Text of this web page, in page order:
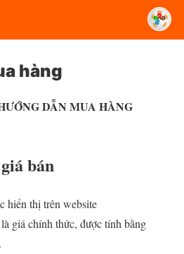
hàng
DẪN MUA HÀNG
bán
hiển thị trên website
giá chính thức, được tính bằng